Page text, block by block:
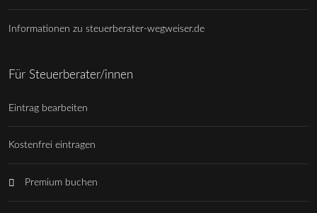
Informationen zu steuerberater-wegweiser.de
Für Steuerberater/innen
Eintrag bearbeiten
Kostenfrei eintragen
Premium buchen